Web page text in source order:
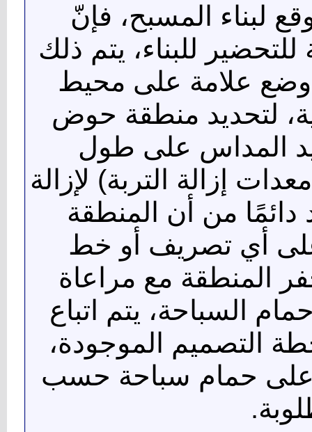
لبناء المسبح، فإنّ
للبناء، يتم ذلك
وضع علامة على محيط
لتحديد منطقة حوض
المداس على طول
إزالة التربة) لإزالة
دائمًا من أن المنطقة
على أي تصريف أو خط
المنطقة مع مراعاة
السباحة، يتم اتباع
التصميم الموجودة،
حمام سباحة حسب